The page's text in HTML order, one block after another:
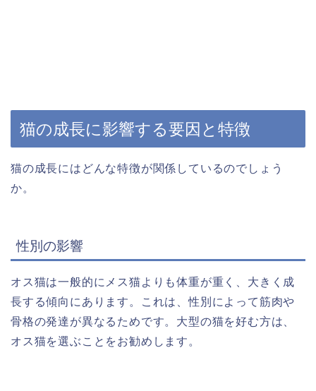
猫の成長に影響する要因と特徴
猫の成長にはどんな特徴が関係しているのでしょう
か。
性別の影響
オス猫は一般的にメス猫よりも体重が重く、大きく成
長する傾向にあります。これは、性別によって筋肉や
骨格の発達が異なるためです。大型の猫を好む方は、
オス猫を選ぶことをお勧めします。